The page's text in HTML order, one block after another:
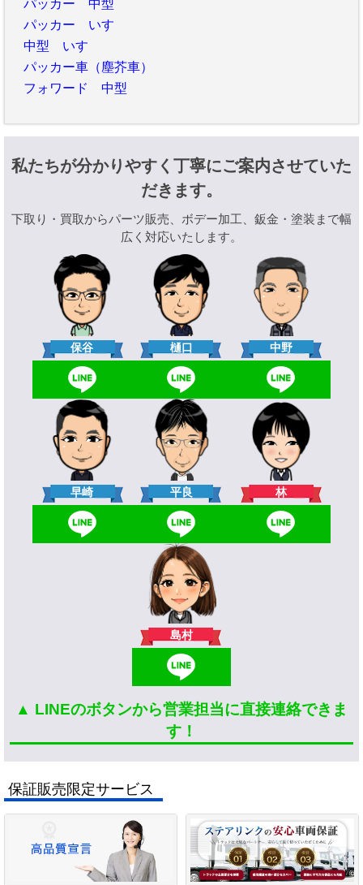
パッカー 中型
パッカー いすゞ
中型 いすゞ
パッカー車（塵芥車）
フォワード 中型
私たちが分かりやすく丁寧にご案内させていた
だきます。
下取り・買取からパーツ販売、ボデー加工、鈑金・塗装まで幅
広く対応いたします。
保谷 樋口 中野
早崎 平良 林
島村
▲ LINEのボタンから営業担当に直接連絡できま
す！
保証販売限定サービス